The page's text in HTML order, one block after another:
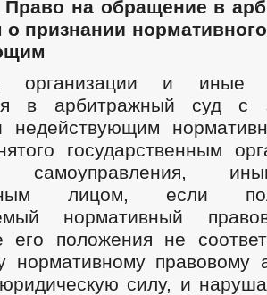
Право на обращение в
о признании
организации и иные
в арбитражный суд с
недействующим
государственным
самоуправления,
лицом, если
нормативный
его положения не
нормативному правовому
силу, и